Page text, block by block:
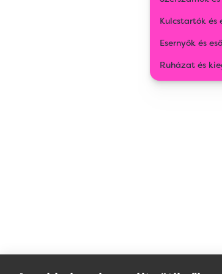
Kulcstartók és
Esernyők és
Ruházat és